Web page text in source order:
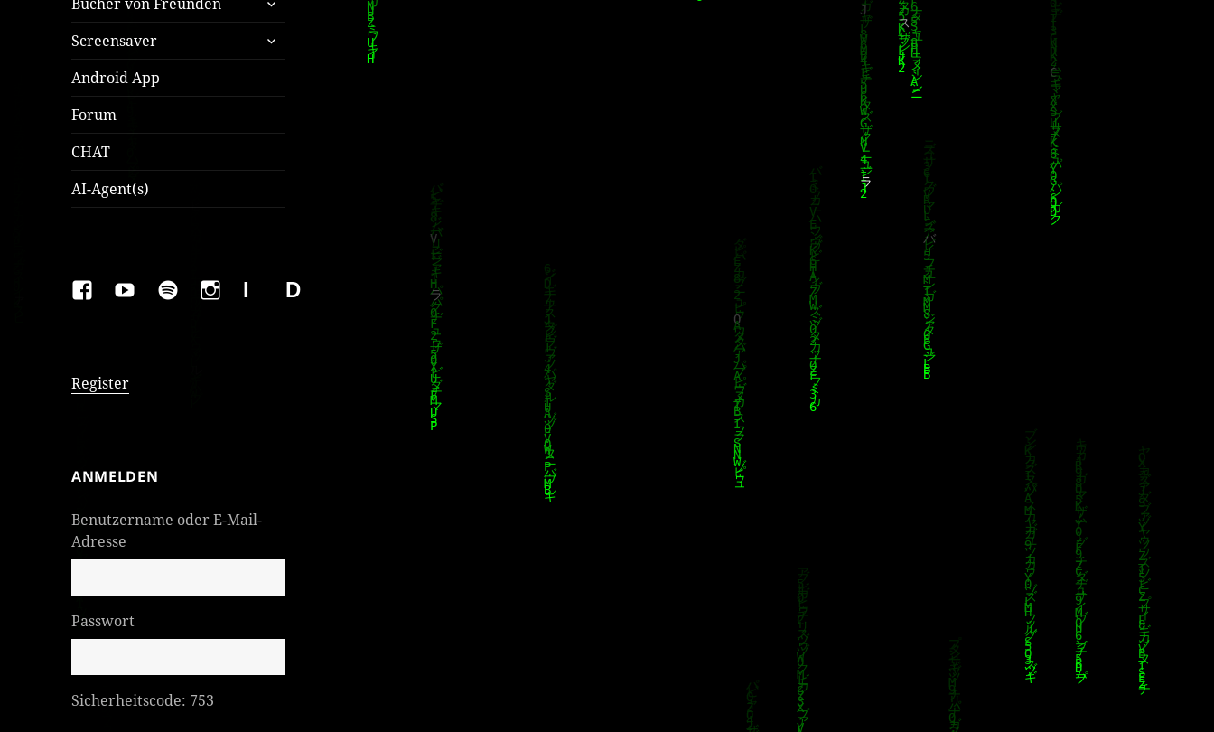
öffnen
Screensaver
untermenü
öffnen
Android App
Forum
CHAT
AI-Agent(s)
FAKEBOOK
YOUTUBESPOTIFYINSTAGRAM
IMPRESSUMDatenschutzerklärung
Register
ANMELDEN
Benutzername oder E-Mail-
Adresse
Passwort
Sicherheitscode: 753